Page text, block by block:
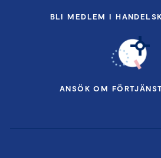
BLI MEDLEM I
ANSÖK OM